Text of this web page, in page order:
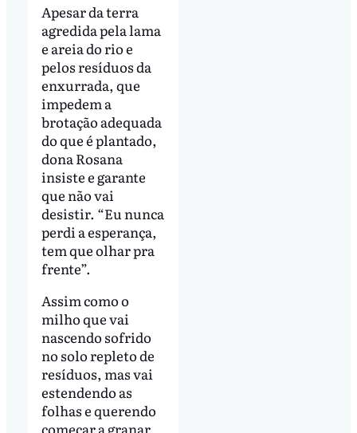
Apesar da terra
agredida pela lama
e areia do rio e
pelos resíduos da
enxurrada, que
impedem a
brotação adequada
do que é plantado,
dona Rosana
insiste e garante
que não vai
desistir. “Eu nunca
perdi a esperança,
tem que olhar pra
frente”.
Assim como o
milho que vai
nascendo sofrido
no solo repleto de
resíduos, mas vai
estendendo as
folhas e querendo
começar a granar